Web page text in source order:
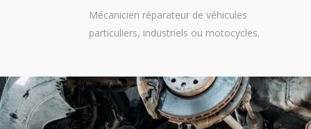
Mécanicien réparateur de véhicules
particuliers, industriels ou motocycles.